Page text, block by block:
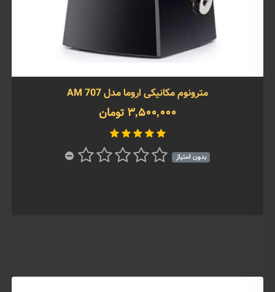
مترونوم مکانیکی اروما مدل AM 707
3,500,000 تومان
بدون امتیاز